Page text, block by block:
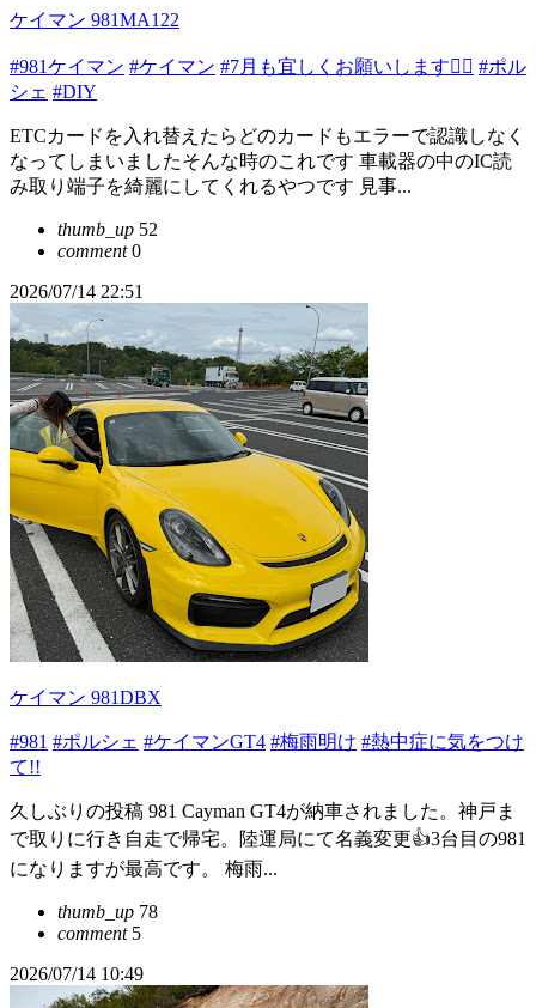
ケイマン 981MA122
#981ケイマン #ケイマン #7月も宜しくお願いします🙇‍♂️ #ポル
シェ #DIY
ETCカードを入れ替えたらどのカードもエラーで認識しなく
なってしまいましたそんな時のこれです 車載器の中のIC読
み取り端子を綺麗にしてくれるやつです 見事...
thumb_up 52
comment0
2026/07/14 22:51
ケイマン 981DBX
#981 #ポルシェ #ケイマンGT4 #梅雨明け #熱中症に気をつけ
て!!
久しぶりの投稿 981 Cayman GT4が納車されました。神戸ま
で取りに行き自走で帰宅。陸運局にて名義変更👍3台目の981
になりますが最高です。 梅雨...
thumb_up 78
comment5
2026/07/14 10:49